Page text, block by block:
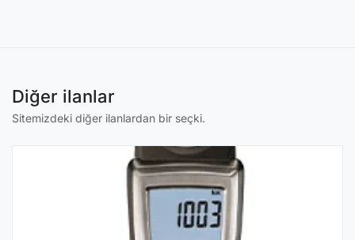
Diğer ilanlar
Sitemizdeki diğer ilanlardan bir seçki.